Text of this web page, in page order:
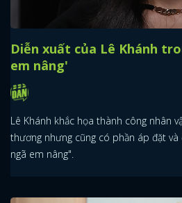
Diễn xuất của Lê Khánh
em nâng'
Lê Khánh khắc họa thành công nhân
thương nhưng cũng có phần áp đặt
ngã em nâng".